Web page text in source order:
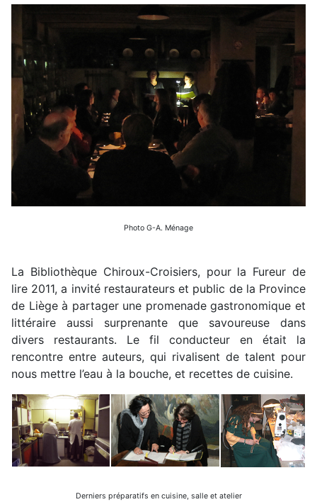
Photo G-A. Ménage
La Bibliothèque Chiroux-Croisiers, pour la Fureur de
lire 2011, a invité restaurateurs et public de la Province
de Liège à partager une promenade gastronomique et
littéraire aussi surprenante que savoureuse dans
divers restaurants. Le fil conducteur en était la
rencontre entre auteurs, qui rivalisent de talent pour
nous mettre l’eau à la bouche, et recettes de cuisine.
Derniers préparatifs en cuisine, salle et atelier